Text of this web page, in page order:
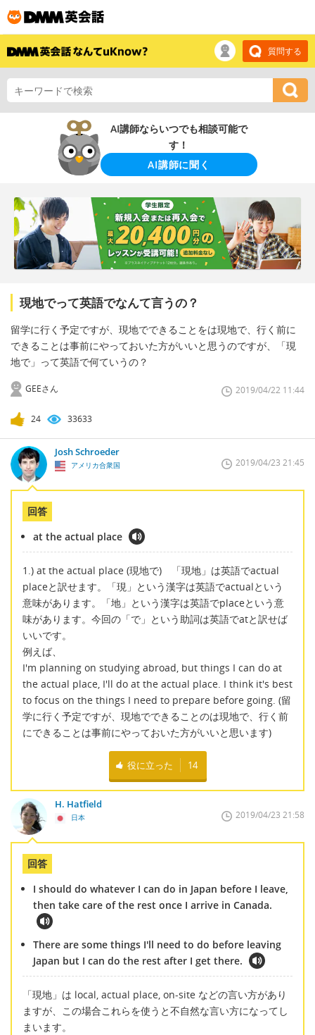
質問する
AI講師ならいつでも相談可能で
す！
AI講師に聞く
現地でって英語でなんて言うの？
留学に行く予定ですが、現地でできることをは現地で、行く前に
できることは事前にやっておいた方がいいと思うのですが、「現
地で」って英語で何ていうの？
GEEさん 2019/04/22 11:44
24 33633
Josh Schroeder
アメリカ合衆国 2019/04/23 21:45
回答
at the actual place
1.) at the actual place (現地で) 「現地」は英語でactual
placeと訳せます。「現」という漢字は英語でactualという
意味があります。「地」という漢字は英語でplaceという意
味があります。今回の「で」という助詞は英語でatと訳せば
いいです。
例えば、
I'm planning on studying abroad, but things I can do at
the actual place, I'll do at the actual place. I think it's best
to focus on the things I need to prepare before going. (留
学に行く予定ですが、現地でできることのは現地で、行く前
にできることは事前にやっておいた方がいいと思います)
役に立った 14
H. Hatfield
日本 2019/04/23 21:58
回答
I should do whatever I can do in Japan before I leave,
then take care of the rest once I arrive in Canada.
There are some things I'll need to do before leaving
Japan but I can do the rest after I get there.
「現地」は local, actual place, on-site などの言い方があり
ますが、この場合これらを使うと不自然な言い方になってし
まいます。